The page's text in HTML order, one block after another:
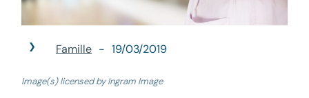
Famille 19/03/2019
Image(s) licensed by Ingram Image